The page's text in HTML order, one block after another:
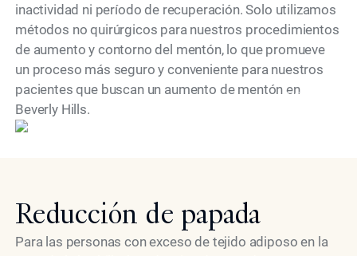
inactividad ni período de recuperación. Solo utilizamos
métodos no quirúrgicos para nuestros procedimientos
de aumento y contorno del mentón, lo que promueve
un proceso más seguro y conveniente para nuestros
pacientes que buscan un aumento de mentón en
Beverly Hills.
modelo
Reducción de papada
Para las personas con exceso de tejido adiposo en la